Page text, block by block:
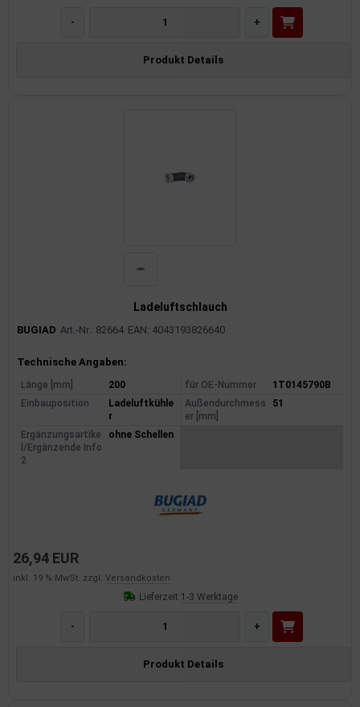
- +
Produkt Details
Ladeluftschlauch
BUGIAD Art.-Nr.: 82664 EAN: 4043193826640
Produktinformationen
Technische Angaben:
Länge [mm] 200 für OE-Nummer
1T0145790B
Einbauposition
Ladeluftkühle
r
Außendurchmess
er [mm]
51
Ergänzungsartike
l/Ergänzende Info
2
ohne Schellen
26,94 EUR
inkl. 19 % MwSt. zzgl. Versandkosten
Lieferzeit:1-3 Werktage
- +
Produkt Details